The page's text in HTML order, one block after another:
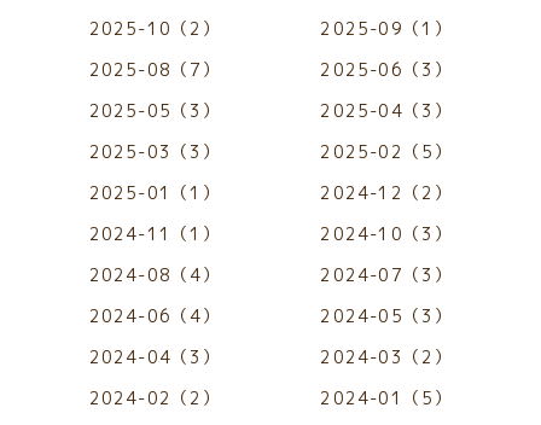
2025-10（2）
2025-09（1）
2025-08（7）
2025-06（3）
2025-05（3）
2025-04（3）
2025-03（3）
2025-02（5）
2025-01（1）
2024-12（2）
2024-11（1）
2024-10（3）
2024-08（4）
2024-07（3）
2024-06（4）
2024-05（3）
2024-04（3）
2024-03（2）
2024-02（2）
2024-01（5）